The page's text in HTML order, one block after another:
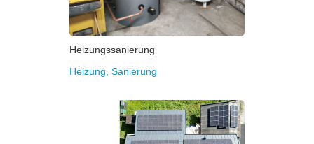
Heizungssanierung
Heizung Sanierung